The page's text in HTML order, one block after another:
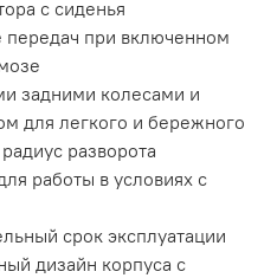
с сиденья
при включенном
задними колесами и
для легкого и бережного
разворота
работы в условиях с
срок эксплуатации
дизайн корпуса с